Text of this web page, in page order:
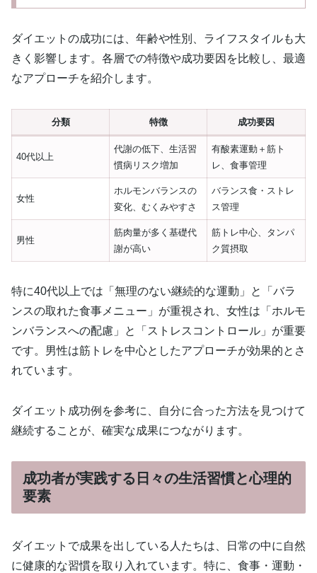
ダイエットの成功には、年齢や性別、ライフスタイルも大
きく影響します。各層での特徴や成功要因を比較し、最適
なアプローチを紹介します。
分類 特徴 成功要因
40代以上
代謝の低下、生活習
慣病リスク増加
有酸素運動＋筋ト
レ、食事管理
女性
ホルモンバランスの
変化、むくみやすさ
バランス食・ストレ
ス管理
男性
筋肉量が多く基礎代
謝が高い
筋トレ中心、タンパ
ク質摂取
特に40代以上では「無理のない継続的な運動」と「バラ
ンスの取れた食事メニュー」が重視され、女性は「ホルモ
ンバランスへの配慮」と「ストレスコントロール」が重要
です。男性は筋トレを中心としたアプローチが効果的とさ
れています。
ダイエット成功例を参考に、自分に合った方法を見つけて
継続することが、確実な成果につながります。
成功者が実践する日々の生活習慣と心理的
要素
ダイエットで成果を出している人たちは、日常の中に自然
に健康的な習慣を取り入れています。特に、食事・運動・